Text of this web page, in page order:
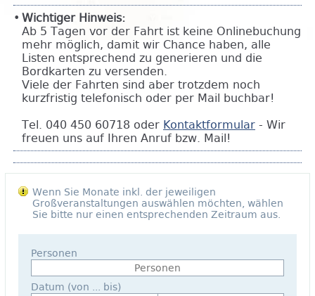
Wichtiger Hinweis:
Ab 5 Tagen vor der Fahrt ist keine Onlinebuchung
mehr möglich, damit wir Chance haben, alle
Listen entsprechend zu generieren und die
Bordkarten zu versenden.
Viele der Fahrten sind aber trotzdem noch
kurzfristig telefonisch oder per Mail buchbar!
Tel. 040 450 60718 oder Kontaktformular - Wir
freuen uns auf Ihren Anruf bzw. Mail!
Wenn Sie Monate inkl. der jeweiligen
Großveranstaltungen auswählen möchten, wählen
Sie bitte nur einen entsprechenden Zeitraum aus.
Personen
Datum (von ... bis)